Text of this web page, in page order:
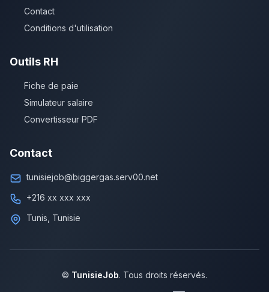
Contact
Conditions d'utilisation
Outils RH
Fiche de paie
Simulateur salaire
Convertisseur PDF
Contact
tunisiejob@biggergas.serv00.net
+216 xx xxx xxx
Tunis, Tunisie
© TunisieJob. Tous droits réservés.